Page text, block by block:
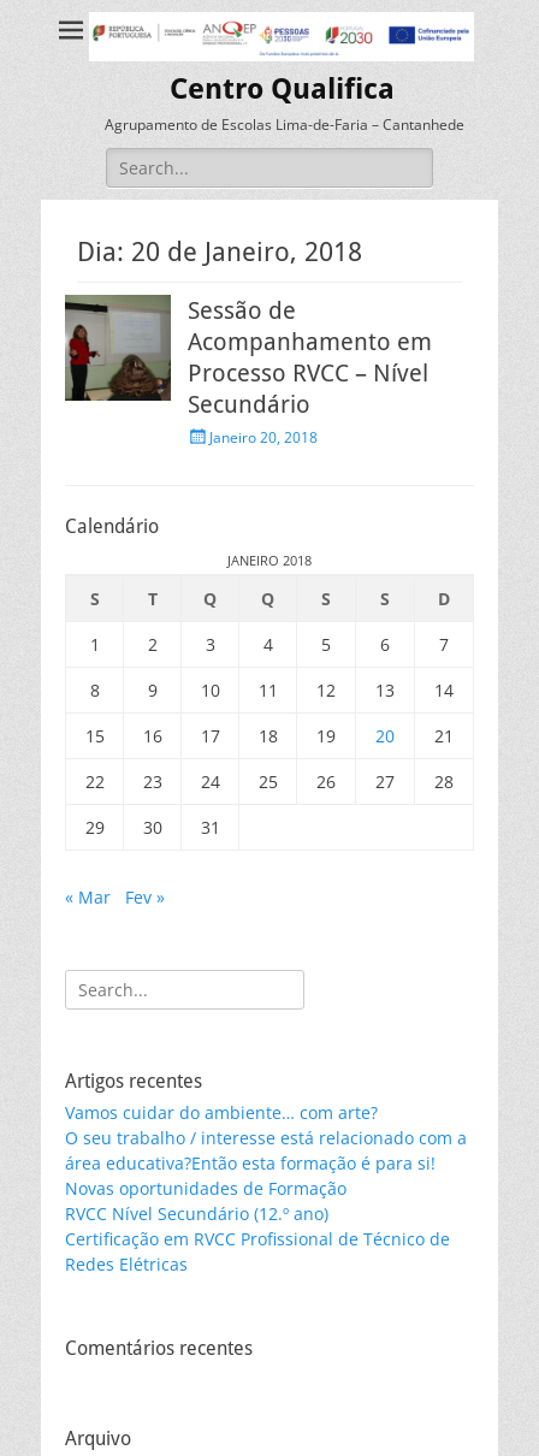
Centro Qualifica
Agrupamento de Escolas Lima-de-Faria – Cantanhede
Search
for:
Dia: 20 de Janeiro, 2018
Sessão de
Acompanhamento em
Processo RVCC – Nível
Secundário
PostedJaneiro 20, 2018
Calendário
JANEIRO 2018
S T Q Q S S
D
1
2 3 4 5 6
7
8
9 10 11 12 13
14
15
16 17 18 19 20
21
22
23 24 25 26 27
28
29
30 31
« Mar Fev »
Search
for:
Artigos recentes
Vamos cuidar do ambiente… com arte?
O seu trabalho / interesse está relacionado com a
área educativa?Então esta formação é para si!
Novas oportunidades de Formação
RVCC Nível Secundário (12.º ano)
Certificação em RVCC Profissional de Técnico de
Redes Elétricas
Comentários recentes
Arquivo